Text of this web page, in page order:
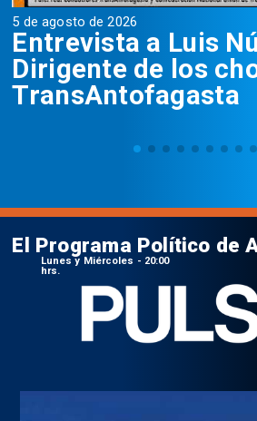
5 de agosto de 2026
Entrevista a Luis
Dirigente de los
TransAntofagasta
El Programa Político de
Lunes y Miércoles - 20:00
hrs.